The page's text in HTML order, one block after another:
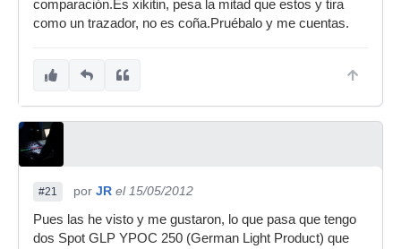
comparación.Es xikitin, pesa la mitad que estos y tira
como un trazador, no es coña.Pruébalo y me cuentas.
#21 por JR el 15/05/2012
Pues las he visto y me gustaron, lo que pasa que tengo
dos Spot GLP YPOC 250 (German Light Product) que